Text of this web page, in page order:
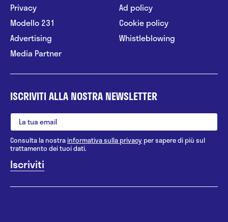
Privacy
Modello 231
Advertising
Media Partner
Ad policy
Cookie policy
Whistleblowing
ISCRIVITI ALLA NOSTRA NEWSLETTER
Consulta la nostrainformativa sulla privacy per sapere di più sul
trattamento dei tuoi dati.